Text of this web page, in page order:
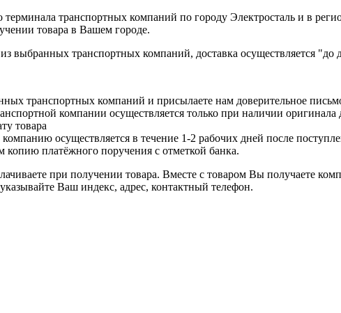
терминала транспортных компаний по городу Электросталь и в
товара в Вашем городе.
выбранных транспортных компаний, доставка осуществляется "до
транспортных компаний и присылаете нам доверительное
компании осуществляется только при наличии оригинала
товара
осуществляется в течение 1-2 рабочих дней после
копию платёжного поручения с отметкой банка.
при получении товара. Вместе с товаром Вы получаете
Ваш индекс, адрес, контактный телефон.